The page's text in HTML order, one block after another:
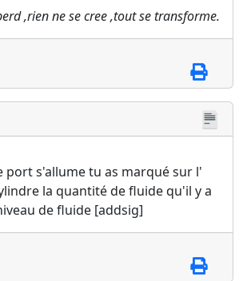
,rien ne se cree ,tout se transforme.
port s'allume tu as marqué sur l'
la quantité de fluide qu'il y a
de fluide [addsig]